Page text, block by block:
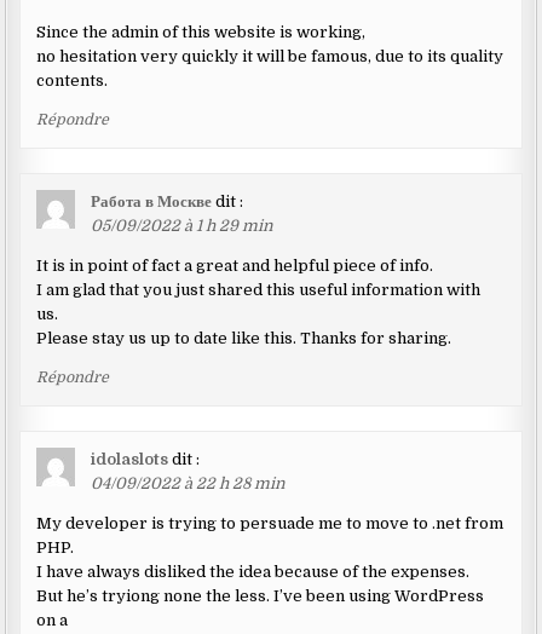
Since the admin of this website is working,
no hesitation very quickly it will be famous, due to its quality
contents.
Répondre
Работа в Москве dit :
05/09/2022 à 1 h 29 min
It is in point of fact a great and helpful piece of info.
I am glad that you just shared this useful information with
us.
Please stay us up to date like this. Thanks for sharing.
Répondre
idolaslots dit :
04/09/2022 à 22 h 28 min
My developer is trying to persuade me to move to .net from
PHP.
I have always disliked the idea because of the expenses.
But he’s tryiong none the less. I’ve been using WordPress
on a